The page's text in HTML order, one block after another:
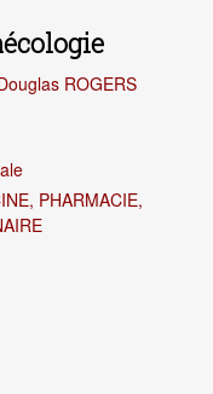
ROGERS
PHARMACIE,